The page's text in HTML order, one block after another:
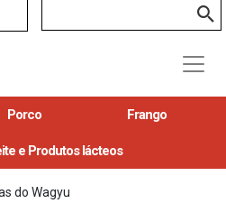
Porco Frango
e Produtos lácteos
do Wagyu